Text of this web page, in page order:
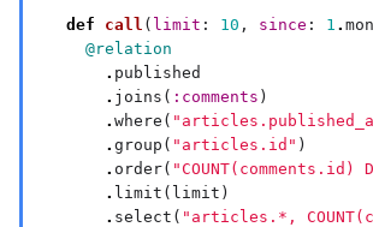
def call ( limit : 10 , since : 1 .
@relation
.
. joins( :comments
. where(
. group( "articles.id"
. order( "COUNT(comments.id)
.
. select( "articles.*,